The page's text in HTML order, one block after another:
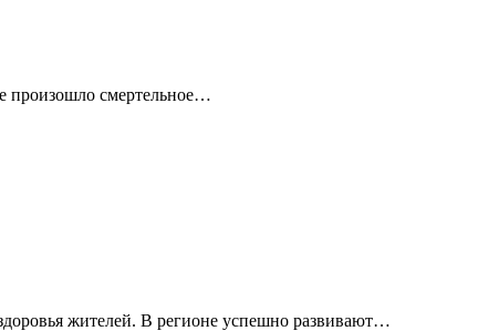
произошло смертельное…
жителей. В регионе успешно развивают…